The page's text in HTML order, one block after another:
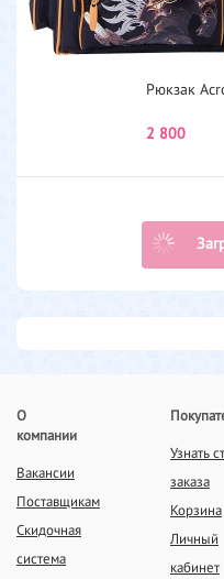
Рюкзак
2 800
О
компании
Вакансии
Поставщикам
Скидочная
система
Узнать
заказа
Корзина
Личный
кабинет